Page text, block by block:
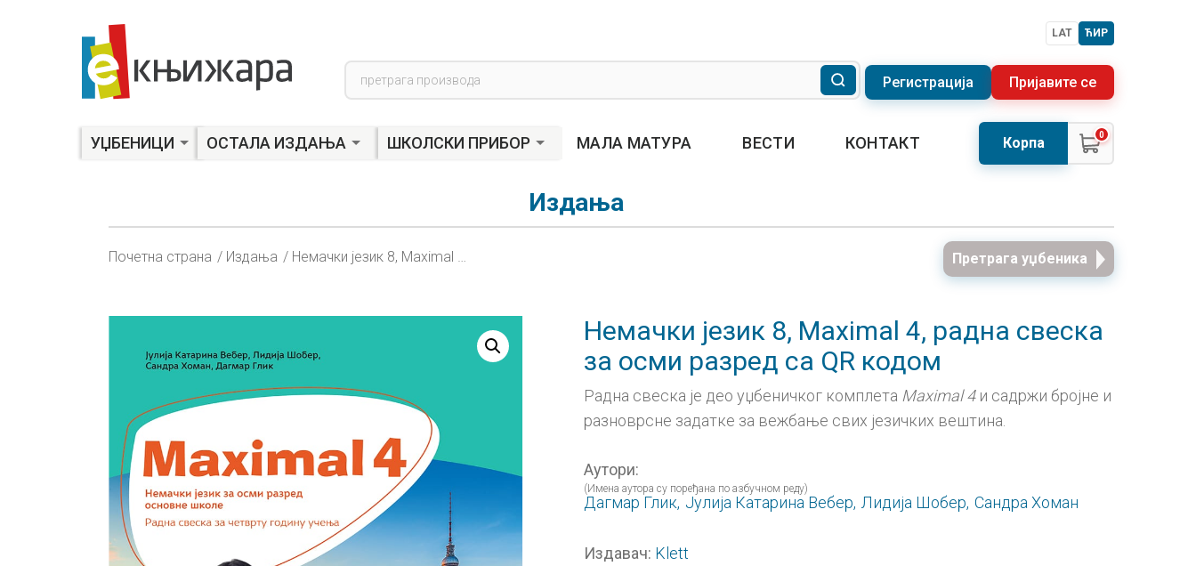
LAT ЋИР
Products
search
Регистрација Пријавите се
УЏБЕНИЦИ ОСТАЛА ИЗДАЊА ШКОЛСКИ ПРИБОР МАЛА МАТУРА ВЕСТИ КОНТАКТ Корпа 0
Издања
Почетна страна Издања Претрага уџбеника
Немачки језик 8, Maximal 4, радна свеска
за осми разред са QR кодом
Радна свеска је део уџбеничког комплета Maximal 4и садржи бројне и
разноврсне задатке за вежбање свих језичких вештина.
Аутори:
(Имена аутора су поређана по азбучном реду)
Дагмар Глик, Јулија Катарина Вебер, Лидија Шобер, Сандра Хоман
Издавач: Klett